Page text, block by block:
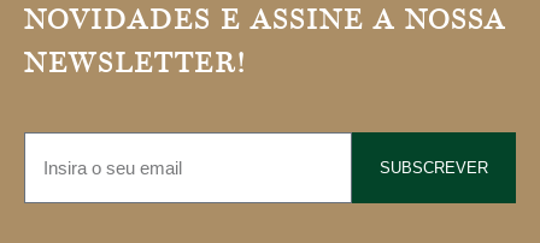
NOVIDADES E ASSINE A NOSSA
NEWSLETTER!
SUBSCREVER